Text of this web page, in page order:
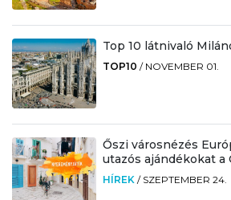
Top 10 látnivaló
TOP10 / NOVEMBER 01.
Őszi városnézés
utazós ajándékokat a
HÍREK / SZEPTEMBER 24.